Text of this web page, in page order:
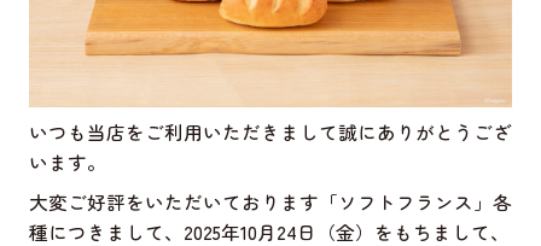
いつも当店をご利用いただきまして誠にありがとうござ
います。
大変ご好評をいただいております「ソフトフランス」各
種につきまして、2025年10月24日（金）をもちまして、